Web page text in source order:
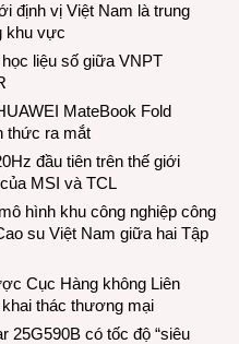
định vị Việt Nam là trung
khu vực
liệu số giữa VNPT
MateBook Fold
thức ra mắt
đầu tiên trên thế giới
MSI và TCL
hình khu công nghiệp công
su Việt Nam giữa hai Tập
Cục Hàng không Liên
thác thương mại
25G590B có tốc độ “siêu